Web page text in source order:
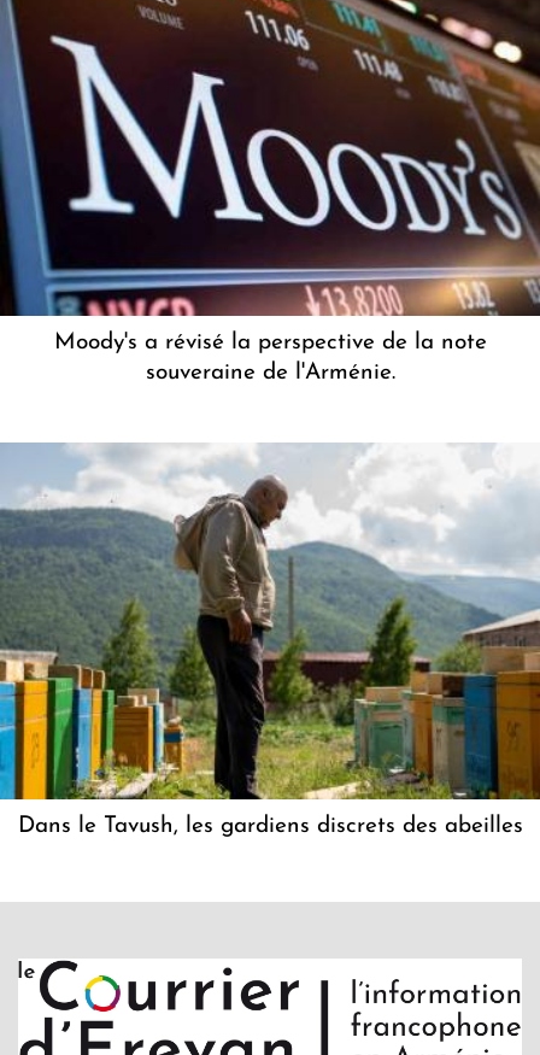
Moody's a révisé la perspective de la note
souveraine de l'Arménie.
Dans le Tavush, les gardiens discrets des abeilles